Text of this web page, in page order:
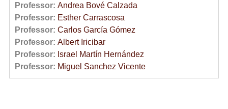
Professor: Andrea Bové Calzada
Professor: Esther Carrascosa
Professor: Carlos García Gómez
Professor: Albert Iricibar
Professor: Israel Martín Hernández
Professor: Miguel Sanchez Vicente